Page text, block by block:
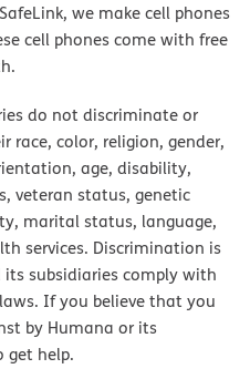
we make cell phones
cell phones come with free
do not discriminate or
race, color, religion, gender,
age, disability,
veteran status, genetic
marital status, language,
services. Discrimination is
subsidiaries comply with
If you believe that you
by Humana or its
get help.